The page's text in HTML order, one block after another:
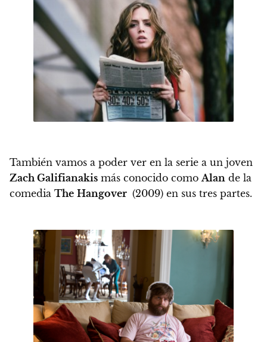
También vamos a poder ver en la serie a un joven
Zach Galifianakis más conocido como Alan de la
comedia The Hangover (2009) en sus tres partes.